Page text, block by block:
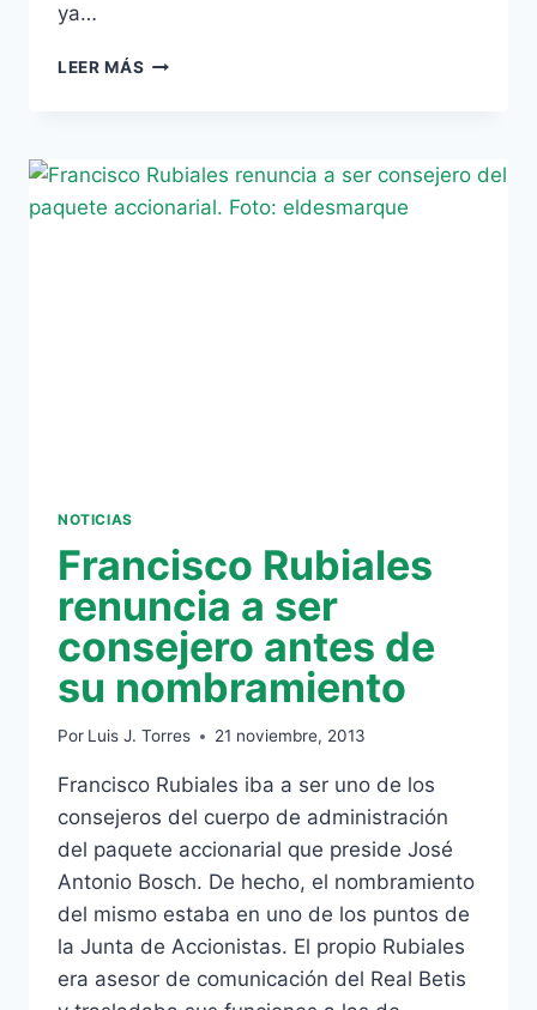
ya…
LEER MÁS PEPE
EN
LA
CUERDA
NOTICIAS
Francisco Rubiales
renuncia a ser
consejero antes de
su nombramiento
Por Luis J. Torres 21 noviembre, 2013
Francisco Rubiales iba a ser uno de los
consejeros del cuerpo de administración
del paquete accionarial que preside José
Antonio Bosch. De hecho, el nombramiento
del mismo estaba en uno de los puntos de
la Junta de Accionistas. El propio Rubiales
era asesor de comunicación del Real Betis